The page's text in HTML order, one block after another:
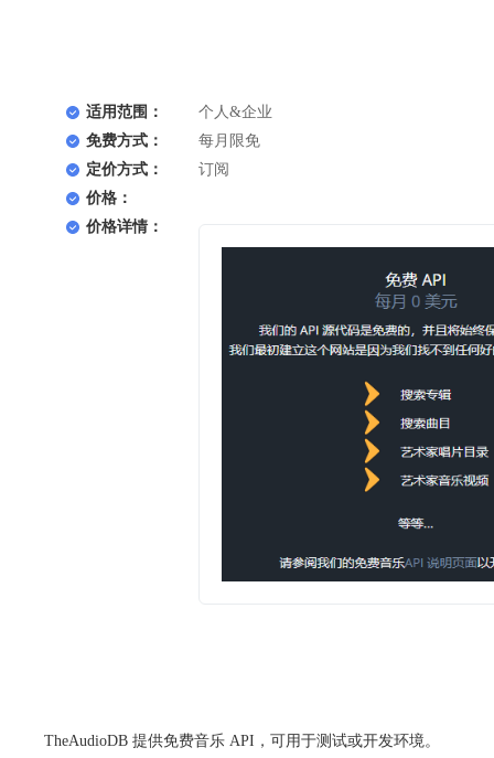
适用范围：
个人&企业
免费方式：
每月限免
定价方式：
订阅
价格：
价格详情：
TheAudioDB 提供免费音乐 API，可用于测试或开发环境。